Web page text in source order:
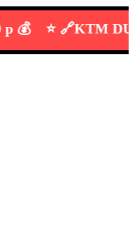
⭐️ 🔗 KTM DUKE